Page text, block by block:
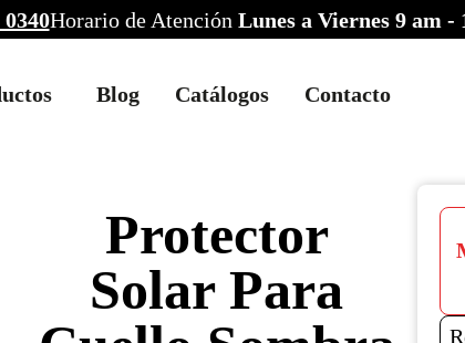
0340Horario de Atención Lunes a Viernes 9 am
Blog Catálogos Contacto
Protector
Solar Para